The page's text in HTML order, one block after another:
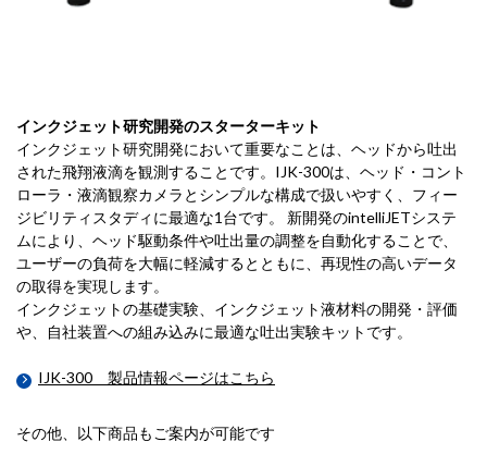
インクジェット研究開発のスターターキット
インクジェット研究開発において重要なことは、ヘッドから吐出
された飛翔液滴を観測することです。IJK-300は、ヘッド・コント
ローラ・液滴観察カメラとシンプルな構成で扱いやすく、フィー
ジビリティスタディに最適な1台です。 新開発のintelliJETシステ
ムにより、ヘッド駆動条件や吐出量の調整を自動化することで、
ユーザーの負荷を大幅に軽減するとともに、再現性の高いデータ
の取得を実現します。
インクジェットの基礎実験、インクジェット液材料の開発・評価
や、自社装置への組み込みに最適な吐出実験キットです。
IJK-300 製品情報ページはこちら
その他、以下商品もご案内が可能です